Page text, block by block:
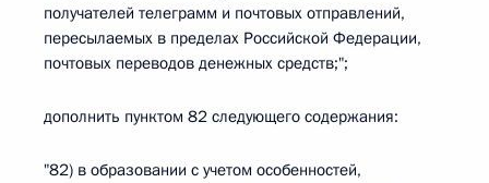
получателей телеграмм и почтовых отправлений,
пересылаемых в пределах Российской Федерации,
почтовых переводов денежных средств;";
дополнить пунктом 82 следующего содержания:
"82) в образовании с учетом особенностей,